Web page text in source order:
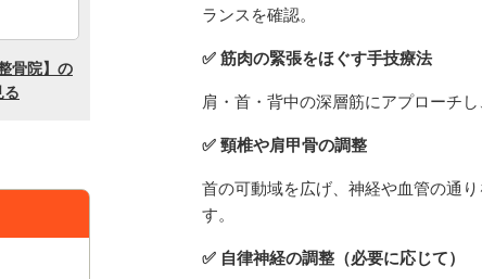
ランスを確認。
✅ 筋肉の緊張をほぐす手技療法
肩・首・背中の深層筋にアプローチ
✅ 頸椎や肩甲骨の調整
首の可動域を広げ、神経や血管の通
す。
✅ 自律神経の調整（必要に応じて）